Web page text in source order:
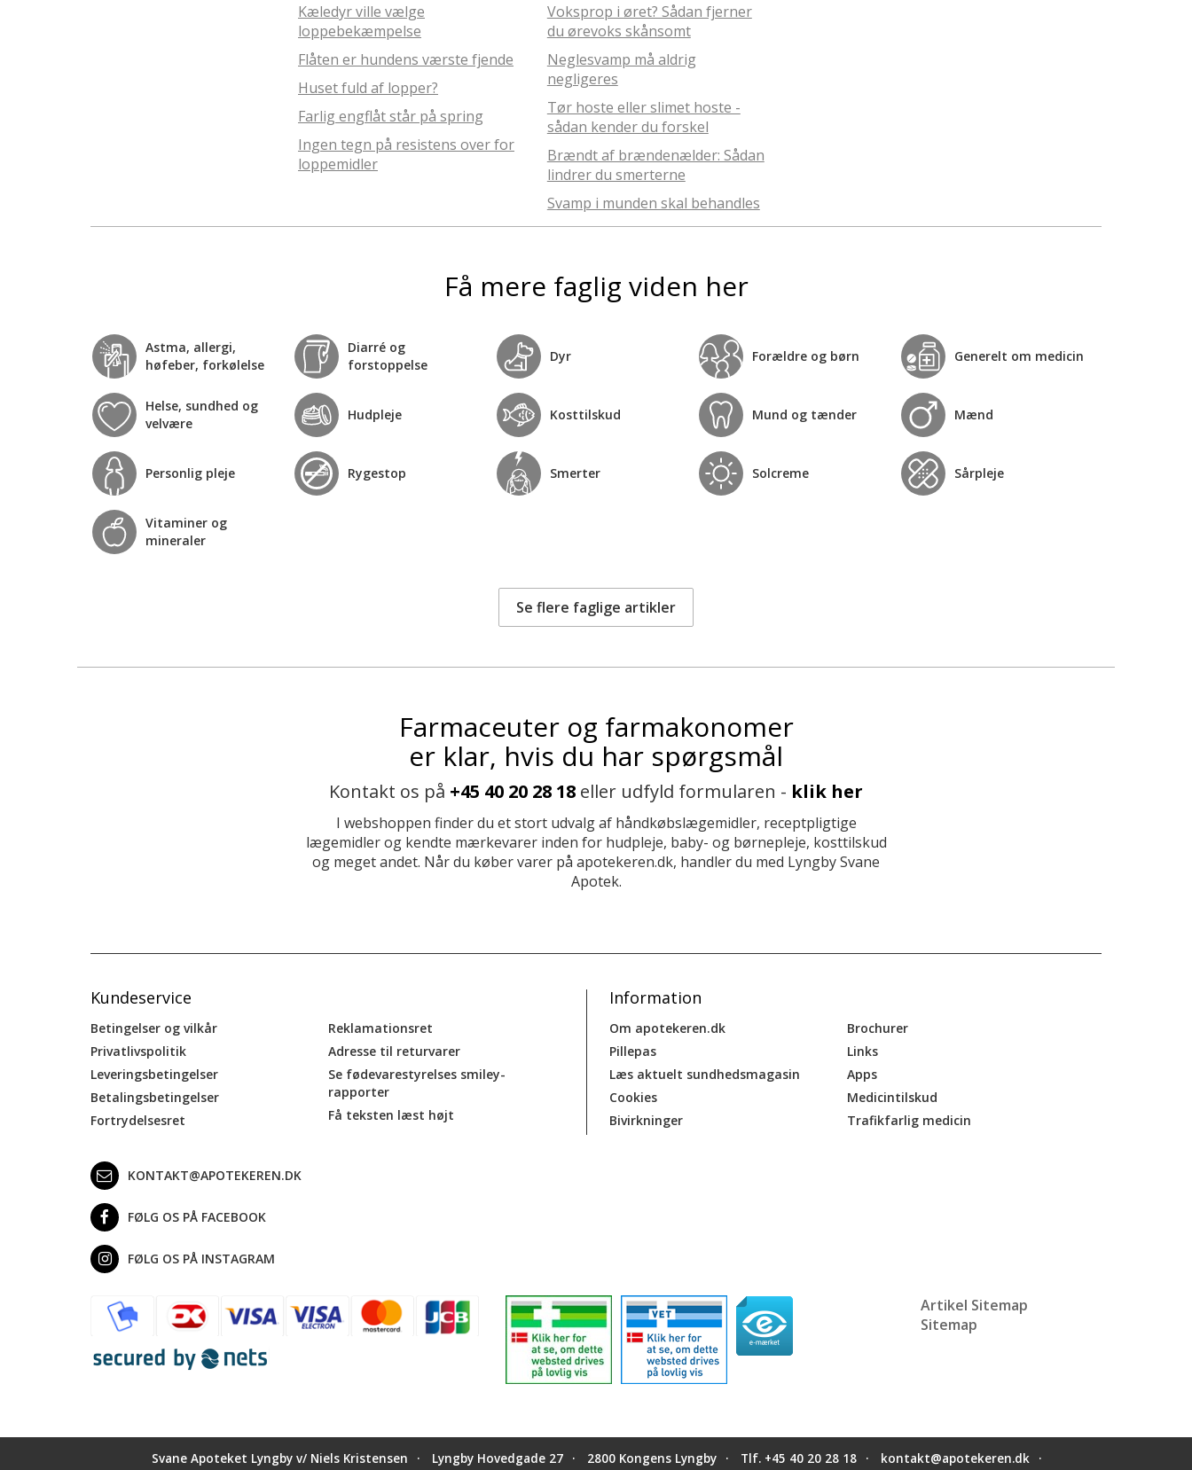
Kæledyr ville vælge
loppebekæmpelse
Flåten er hundens værste fjende
Huset fuld af lopper?
Farlig engflåt står på spring
Ingen tegn på resistens over for
loppemidler
Voksprop i øret? Sådan fjerner
du ørevoks skånsomt
Neglesvamp må aldrig
negligeres
Tør hoste eller slimet hoste -
sådan kender du forskel
Brændt af brændenælder: Sådan
lindrer du smerterne
Svamp i munden skal behandles
Få mere faglig viden her
Astma, allergi,
høfeber, forkølelse
Diarré og
forstoppelse
Dyr Forældre og børn Generelt om medicin
Helse, sundhed og
velvære
Hudpleje Kosttilskud Mund og tænder Mænd
Personlig pleje Rygestop Smerter Solcreme Sårpleje
Vitaminer og
mineraler
Se flere faglige artikler
Farmaceuter og farmakonomer
er klar, hvis du har spørgsmål
Kontakt os på +45 40 20 28 18 eller udfyld formularen - klik her
I webshoppen finder du et stort udvalg af håndkøbslægemidler, receptpligtige
lægemidler og kendte mærkevarer inden for hudpleje, baby- og børnepleje, kosttilskud
og meget andet. Når du køber varer på apotekeren.dk, handler du med Lyngby Svane
Apotek.
Kundeservice
Betingelser og vilkår
Privatlivspolitik
Leveringsbetingelser
Betalingsbetingelser
Fortrydelsesret
Reklamationsret
Adresse til returvarer
Se fødevarestyrelses smiley-
rapporter
Få teksten læst højt
Information
Om apotekeren.dk
Pillepas
Læs aktuelt sundhedsmagasin
Cookies
Bivirkninger
Brochurer
Links
Apps
Medicintilskud
Trafikfarlig medicin
KONTAKT@APOTEKEREN.DK
FØLG OS PÅ FACEBOOK
FØLG OS PÅ INSTAGRAM
Artikel Sitemap
Sitemap
Svane Apoteket Lyngby v/ Niels Kristensen Lyngby Hovedgade 27 2800 Kongens Lyngby Tlf. +45 40 20 28 18
kontakt@apotekeren.dk